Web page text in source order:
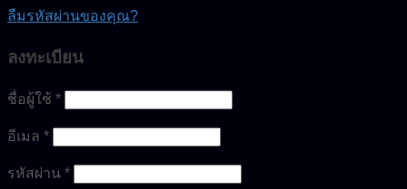
ลืมรหัสผ่านของคุณ?
ลงทะเบียน
ชื่อผู้ใช้ *
อีเมล *
รหัสผ่าน *